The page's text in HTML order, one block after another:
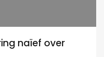
naïef over